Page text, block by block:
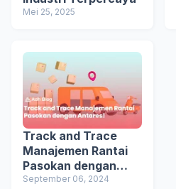
Mei 25, 2025
Track and Trace
Manajemen Rantai
Pasokan dengan
Antares!
September 06, 2024